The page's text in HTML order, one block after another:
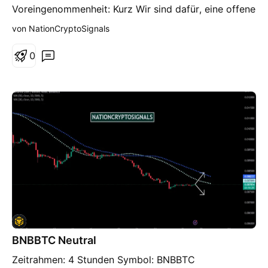
Voreingenommenheit: Kurz Wir sind dafür, eine offene
Tür für diese Anleitung zu verkaufen. Da sich eine
mögliche Umkehrung abzeichnet, können wir vom
aktuellen Niveau aus mit einem Kostenrückgang
rechnen.
von NationCryptoSignals
0
BNBBTC Neutral
Zeitrahmen: 4 Stunden Symbol: BNBBTC